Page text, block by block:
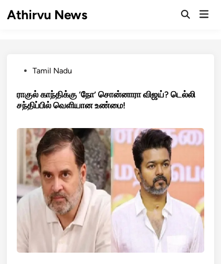
Athirvu News
OpenMain
PostedTamil Nadu
ராகுல் காந்திக்கு ‘நோ’ சொன்னாரா விஜய்? டெல்லி
சந்திப்பில் வெளியான உண்மை!